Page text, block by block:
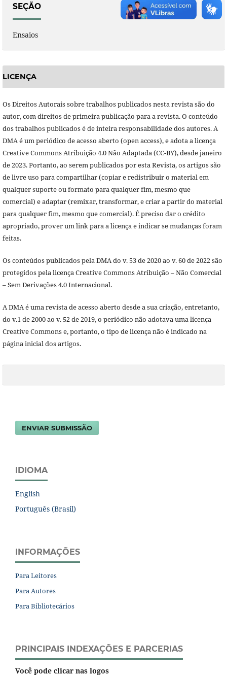
SEÇÃO
Ensaios
LICENÇA
Os Direitos Autorais sobre trabalhos publicados nesta revista são do
autor, com direitos de primeira publicação para a revista. O conteúdo
dos trabalhos publicados é de inteira responsabilidade dos autores. A
DMA é um periódico de acesso aberto (open access), e adota a licença
Creative Commons Atribuição 4.0 Não Adaptada (CC-BY), desde janeiro
de 2023. Portanto, ao serem publicados por esta Revista, os artigos são
de livre uso para compartilhar (copiar e redistribuir o material em
qualquer suporte ou formato para qualquer fim, mesmo que
comercial) e adaptar (remixar, transformar, e criar a partir do material
para qualquer fim, mesmo que comercial). É preciso dar o crédito
apropriado, prover um link para a licença e indicar se mudanças foram
feitas.
Os conteúdos publicados pela DMA do v. 53 de 2020 ao v. 60 de 2022 são
protegidos pela licença Creative Commons Atribuição – Não Comercial
– Sem Derivações 4.0 Internacional.
A DMA é uma revista de acesso aberto desde a sua criação, entretanto,
do v.1 de 2000 ao v. 52 de 2019, o periódico não adotava uma licença
Creative Commons e, portanto, o tipo de licença não é indicado na
página inicial dos artigos.
ENVIAR SUBMISSÃO
IDIOMA
English
Português (Brasil)
INFORMAÇÕES
Para Leitores
Para Autores
Para Bibliotecários
PRINCIPAIS INDEXAÇÕES E PARCERIAS
Você pode clicar nas logos